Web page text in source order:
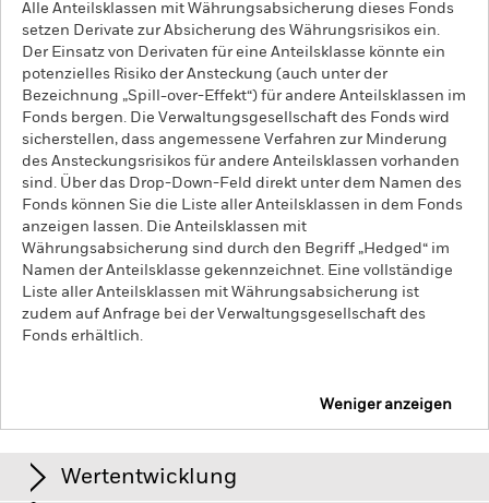
Alle Anteilsklassen mit Währungsabsicherung dieses Fonds
setzen Derivate zur Absicherung des Währungsrisikos ein.
Der Einsatz von Derivaten für eine Anteilsklasse könnte ein
potenzielles Risiko der Ansteckung (auch unter der
Bezeichnung „Spill-over-Effekt“) für andere Anteilsklassen im
Fonds bergen. Die Verwaltungsgesellschaft des Fonds wird
sicherstellen, dass angemessene Verfahren zur Minderung
des Ansteckungsrisikos für andere Anteilsklassen vorhanden
sind. Über das Drop-Down-Feld direkt unter dem Namen des
Fonds können Sie die Liste aller Anteilsklassen in dem Fonds
anzeigen lassen. Die Anteilsklassen mit
Währungsabsicherung sind durch den Begriff „Hedged“ im
Namen der Anteilsklasse gekennzeichnet. Eine vollständige
Liste aller Anteilsklassen mit Währungsabsicherung ist
zudem auf Anfrage bei der Verwaltungsgesellschaft des
Fonds erhältlich.
Weniger anzeigen
Wertentwicklung